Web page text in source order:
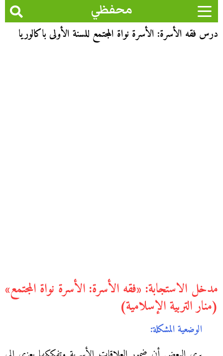
محفظي
درس فقه الأسرة: الأسرة نواة المجتمع للسنة الأولى باكالوريا
مدخل الاستجابة: «فقه الأسرة: الأسرة نواة المجتمع»
(منار التربية الإسلامية)
الوضعية المشكلة: